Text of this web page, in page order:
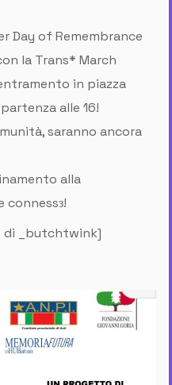
Day of Remembrance
la Trans* March
in piazza
alle 16!
saranno ancora
alla
di _butchtwink]